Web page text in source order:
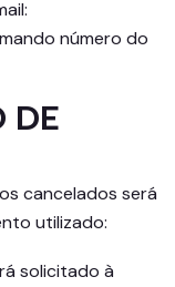
número do
DE
cancelados será
utilizado:
solicitado à